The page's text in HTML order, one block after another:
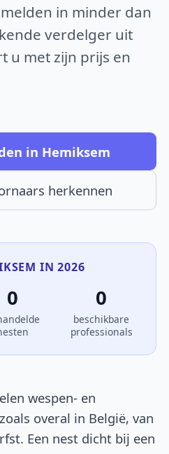
in minder dan
verdelger uit
u met zijn prijs en
in Hemiksem
herkennen
IN 2026
0 0
beschikbare
professionals
wespen- en
overal in België, van
Een nest dicht bij een